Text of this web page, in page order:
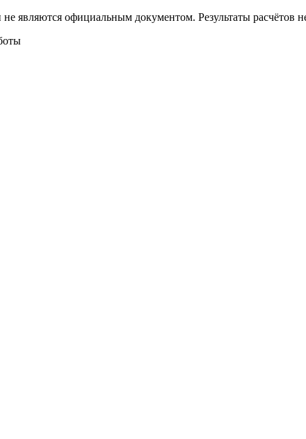
являются официальным документом. Результаты расчётов